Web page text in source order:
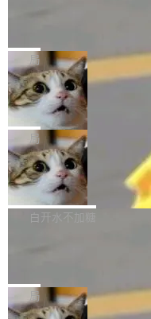
Harness 负责把能力落到
具、读写文件、管理上下文
环。崔添翼招人的标...
理解、推理、生成与编辑，
量大小，将能力推进到4K、
更复杂的视觉控制和可持续
1，U1.5-Lite-Preview 在
提升： 原生支持4K图像生
理、细节与真实世界质感；
生成与复杂版式组织； 更稳
nap。这次是 hwctl——一个
硬件认证状态的命令行工具
Alan Griffiths 在邮件列表中
tl 是一个 Ubuntu 专有的包
是 Ubuntu 专有的，不会用
所以 deb 版本的受众实际
untu 用户在用，那用 snap
的。 从 deb 到 snap 的迁
hwlib 硬件 API 库的一部分
局
Dario Amodei 担心新人
只为金钱，不为使命
顶级 AI 研究员在两家公司
隔了几天。 Lilian Weng
离开 Thinking Machines
创始人的角色「太累了」。
ation 就曝出她将重回
改进方向的研究。她是
一在人才争夺战中失血的公
连失两员大将：Noam
局
FFmpeg 9.0 发布
FFmpeg 9.0 现已发布，
新日志列出的 9.0 版本主要
er HE-AAC 960 解码
filter 添加 AMF Frame
白开水不加糖
Code 在 X 上发帖：「
tokens on August 1st. 5T
局